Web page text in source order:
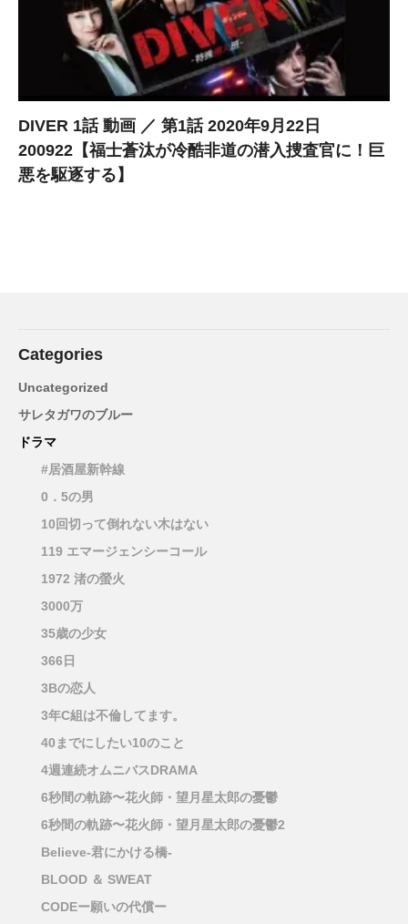
DIVER 1話 動画 ／ 第1話 2020年9月22日
200922【福士蒼汰が冷酷非道の潜入捜査官に！巨
悪を駆逐する】
Categories
Uncategorized
サレタガワのブルー
ドラマ
#居酒屋新幹線
0．5の男
10回切って倒れない木はない
119 エマージェンシーコール
1972 渚の螢火
3000万
35歳の少女
366日
3Bの恋人
3年C組は不倫してます。
40までにしたい10のこと
4週連続オムニバスDRAMA
6秒間の軌跡〜花火師・望月星太郎の憂鬱
6秒間の軌跡〜花火師・望月星太郎の憂鬱2
Believe-君にかける橋-
BLOOD ＆ SWEAT
CODEー願いの代償ー